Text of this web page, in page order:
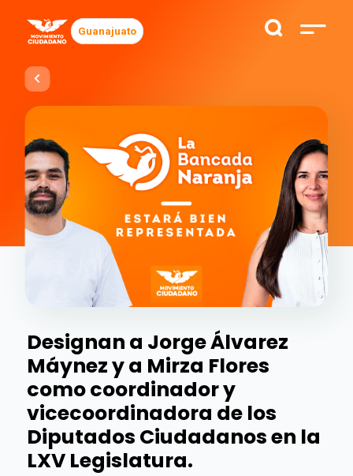
Guanajuato
Designan a Jorge Álvarez
Máynez y a Mirza Flores
como coordinador y
vicecoordinadora de los
Diputados Ciudadanos en la
LXV Legislatura.